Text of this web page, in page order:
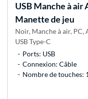
USB Manche à
Manette de jeu
Noir, Manche à air, PC,
USB Type-C
Ports: USB
Connexion: Câble
Nombre de touches: